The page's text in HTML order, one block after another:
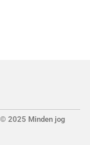
2025 Minden jog